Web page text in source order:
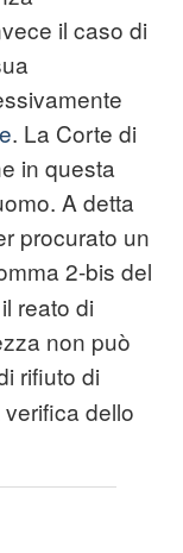
il caso di
. La Corte di
in questa
A detta
procurato un
2-bis del
reato di
non può
rifiuto di
dello